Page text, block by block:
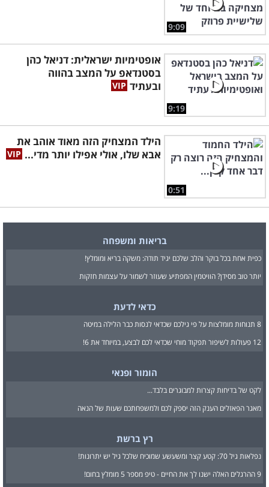
9:09
9:19
אופטימיות ישראלית: דניאל כהן
בסטנדאפ על המצב בהווה
ובעתיד
0:51
הילד המצחיק הזה מאוד אוהב את
אבא שלו, אולי אפילו יותר מדי...
בריאות ומשפחה
כפית אחת בכל בוקר והלב שלכם יגיד תודה: משקה בריא ומומלץ!
יותר טוב מסידן? הוויטמין המפתיע שעוזר לשמור על עצמות חזקות
כדאי לדעת
8 תנוחות מומלצות על פי גילכם שכדאי לנסות כבר הלילה במיטה
12 פעולות לשיפור תפקוד מוחי שכדאי לכם לבצע, במיוחד את 6!
הומור ופנאי
לקט של בדיחות קצרות למבוגרים בלבד...
מאגר הפאזלים הענק הזה יספק לכם ולמשפחתכם שעות של הנאה
רץ ברשת
נפלאות גיל 70: קטע קצר ומשעשע שמוכיח שלכל גיל יש יתרונות!
9 ההרגלים האלה ישנו לך את החיים - טיפ מספר 5 מומלץ בחום!